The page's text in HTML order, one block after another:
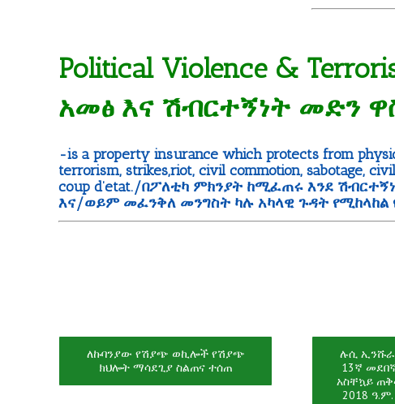
Political Violence &
አመፅ እና ሽብርተኝነት መድን
-is a property insurance which protects from
terrorism, strikes,riot, civil commotion, sabotage,
coup d’etat./በፖለቲካ ምክንያት ከሚፈጠሩ እንደ
እና/ወይም መፈንቅለ መንግስት ካሉ አካላዊ ጉዳት የሚከላከል
ለኩባንያው የሽያጭ ወኪሎች የሽያጭ
ክህሎት ማሳደጊያ ስልጠና ተሰጠ
ሉሲ
13ኛ
አስቸኳይ
2018